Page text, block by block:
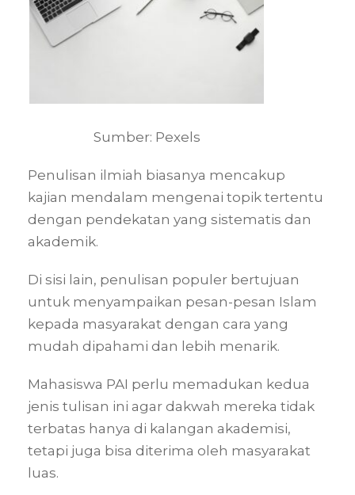
Sumber: Pexels
Penulisan ilmiah biasanya mencakup
kajian mendalam mengenai topik tertentu
dengan pendekatan yang sistematis dan
akademik.
Di sisi lain, penulisan populer bertujuan
untuk menyampaikan pesan-pesan Islam
kepada masyarakat dengan cara yang
mudah dipahami dan lebih menarik.
Mahasiswa PAI perlu memadukan kedua
jenis tulisan ini agar dakwah mereka tidak
terbatas hanya di kalangan akademisi,
tetapi juga bisa diterima oleh masyarakat
luas.